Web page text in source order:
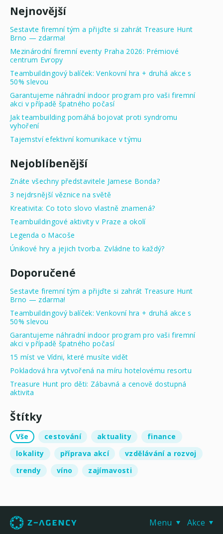
Nejnovější
Sestavte firemní tým a přijďte si zahrát Treasure Hunt
Brno — zdarma!
Mezinárodní firemní eventy Praha 2026: Prémiové
centrum Evropy
Teambuildingový balíček: Venkovní hra + druhá akce s
50% slevou
Garantujeme náhradní indoor program pro vaši firemní
akci v případě špatného počasí
Jak teambuilding pomáhá bojovat proti syndromu
vyhoření
Tajemství efektivní komunikace v týmu
Nejoblíbenější
Znáte všechny představitele Jamese Bonda?
3 nejdrsnější věznice na světě
Kreativita: Co toto slovo vlastně znamená?
Teambuildingové aktivity v Praze a okolí
Legenda o Macoše
Únikové hry a jejich tvorba. Zvládne to každý?
Doporučené
Sestavte firemní tým a přijďte si zahrát Treasure Hunt
Brno — zdarma!
Teambuildingový balíček: Venkovní hra + druhá akce s
50% slevou
Garantujeme náhradní indoor program pro vaši firemní
akci v případě špatného počasí
15 míst ve Vídni, které musíte vidět
Pokladová hra vytvořená na míru hotelovému resortu
Treasure Hunt pro děti: Zábavná a cenově dostupná
aktivita
Štítky
Vše cestování aktuality
finance
lokality
příprava akcí
vzdělávání a rozvoj
trendy
víno zajímavosti
Menu Akce